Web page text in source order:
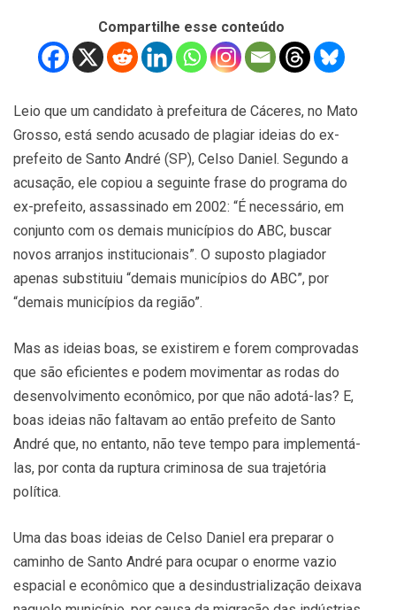
Compartilhe esse conteúdo
Leio que um candidato à prefeitura de Cáceres, no Mato
Grosso, está sendo acusado de plagiar ideias do ex-
prefeito de Santo André (SP), Celso Daniel. Segundo a
acusação, ele copiou a seguinte frase do programa do
ex-prefeito, assassinado em 2002: “É necessário, em
conjunto com os demais municípios do ABC, buscar
novos arranjos institucionais”. O suposto plagiador
apenas substituiu “demais municípios do ABC”, por
“demais municípios da região”.
Mas as ideias boas, se existirem e forem comprovadas
que são eficientes e podem movimentar as rodas do
desenvolvimento econômico, por que não adotá-las? E,
boas ideias não faltavam ao então prefeito de Santo
André que, no entanto, não teve tempo para implementá-
las, por conta da ruptura criminosa de sua trajetória
política.
Uma das boas ideias de Celso Daniel era preparar o
caminho de Santo André para ocupar o enorme vazio
espacial e econômico que a desindustrialização deixava